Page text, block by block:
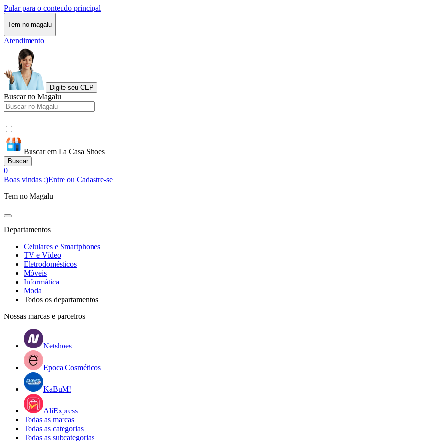
Pular para o conteudo principal
Tem no magalu
Atendimento
Digite seu CEP
Buscar no Magalu
Buscar em La Casa Shoes
Buscar
0
Boas vindas :)Entre ou Cadastre-se
Tem no Magalu
Departamentos
Celulares e Smartphones
TV e Vídeo
Eletrodomésticos
Móveis
Informática
Moda
Todos os departamentos
Nossas marcas e parceiros
Netshoes
Epoca Cosméticos
KaBuM!
AliExpress
Todas as marcas
Todas as categorias
Todas as subcategorias